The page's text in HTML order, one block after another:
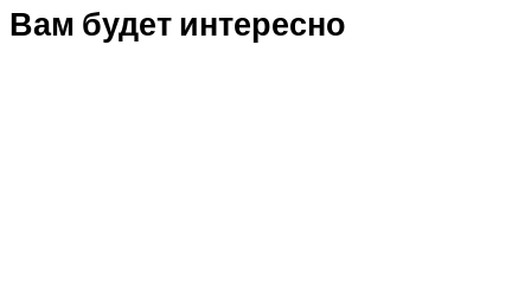
Вам будет интересно